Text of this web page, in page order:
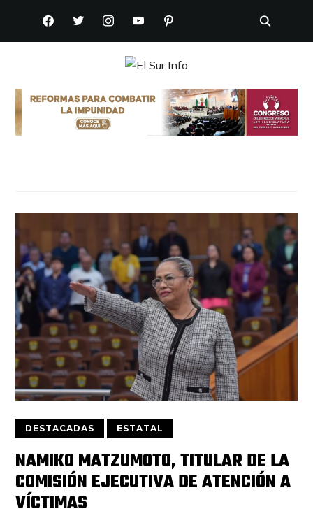
FACEBOOKTWITTERINSTAGRAMYOUTUBEPINTEREST
DESTACADAS ESTATAL
NAMIKO MATZUMOTO, TITULAR DE LA
COMISIÓN EJECUTIVA DE ATENCIÓN A
VÍCTIMAS